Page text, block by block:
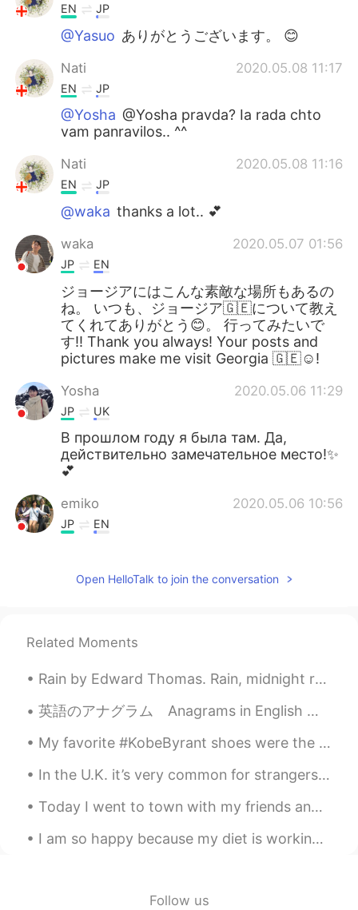
EN JP
@Yasuo ありがとうございます。 😊
Nati 2020.05.08 11:17
EN JP
@Yosha @Yosha pravda? Ia rada chto
vam panravilos.. ^^
Nati 2020.05.08 11:16
EN JP
@waka thanks a lot.. 💕
waka 2020.05.07 01:56
JP EN
ジョージアにはこんな素敵な場所もあるの
ね。 いつも、ジョージア🇬🇪について教え
てくれてありがとう😊。 行ってみたいで
す‼️ Thank you always! Your posts and
pictures make me visit Georgia 🇬🇪☺️!
Yosha 2020.05.06 11:29
JP UK
В прошлом году я была там. Да,
действительно замечательное место!✨
💕
emiko 2020.05.06 10:56
JP EN
Aya 2020.05.06 10:11
JP EN
君主 is right.
Open HelloTalk to join the conversation
Related Moments
Rain by Edward Thomas. Rain, midnight rain, nothing but the wild rain On this bleak hut, and sol...
英語のアナグラム Anagrams in English 皆さん、アナグラムに慣れていますか？🤔 言葉の文字を並べ替えて、別の言葉が作れます 🔄 ➡️ east (東) は 🪑 seat...
My favorite #KobeByrant shoes were the IX, X, and XI’s . I’ll never let these leave my collection...
In the U.K. it’s very common for strangers to smile at each other, say hello to each other, and c...
Today I went to town with my friends and we went around the university campus. Does anyone know w...
I am so happy because my diet is working~ I lost 2kg, I have to lose 3 more ! My goal is to be...
Follow us